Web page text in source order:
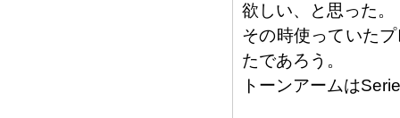
欲しい、と思った。
その時使っていた
たであろう。
トーンアームは